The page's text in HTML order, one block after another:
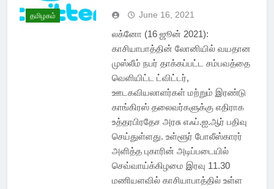
தமிழகம் June 16, 2021
லக்னோ (16 ஜூன் 2021):
காசியாபாத்தின் லோனியில் வயதான
முஸ்லீம் நபர் தாக்கப்பட்ட சம்பவத்தை
வெளியிட்ட ட்விட்டர்,
ஊடகவியலாளர்கள் மற்றும் இரண்டு
காங்கிரஸ் தலைவர்களுக்கு எதிராக
உத்தரபிரதேச அரசு எஃப்.ஐ.ஆர் பதிவு
செய்துள்ளது. உள்ளூர் போலீஸ்காரர்
அளித்த புகாரின் அடிப்படையில்
செவ்வாய்க்கிழமை இரவு 11.30
மணியளவில் காசியாபாத்தில் உள்ள